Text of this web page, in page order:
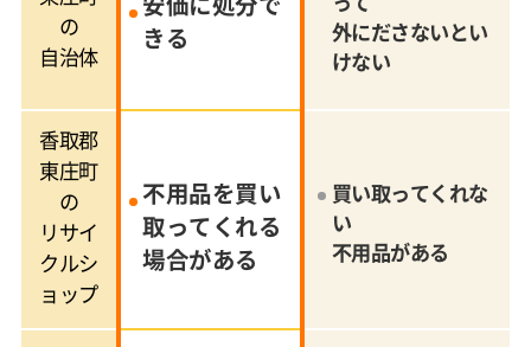
の
自治体
きる
外にださないとい
けない
香取郡
東庄町
の
リサイ
クルシ
ョップ
不用品を買い
取ってくれる
場合がある
買い取ってくれな
い
不用品がある